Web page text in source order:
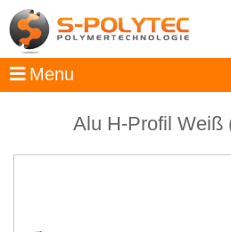
Alu H-Profil Weiß